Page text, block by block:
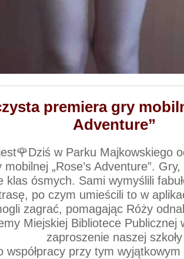
premiera gry
Adventure”
w Parku Majkowskiego
„Rose’s Adventure”.
klas ósmych. Sami wymyślili
po czym umieścili to w
zagrać, pomagając Róży
Miejskiej Bibliotece Publicznej
zaproszenie naszej szkoły
współpracy przy tym